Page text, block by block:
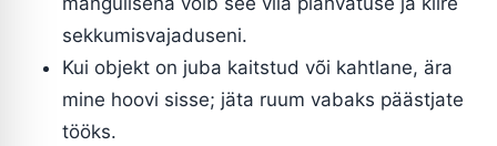
sekkumisvajaduseni.
Kui objekt on juba kaitstud või kahtlane, ära
mine hoovi sisse; jäta ruum vabaks päästjate
tööks.